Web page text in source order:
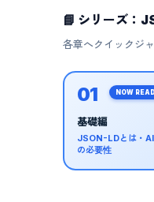
📘 シリーズ：
各章へクイックジ
01 NOW
基礎編
JSON-LDとは・
の必要性